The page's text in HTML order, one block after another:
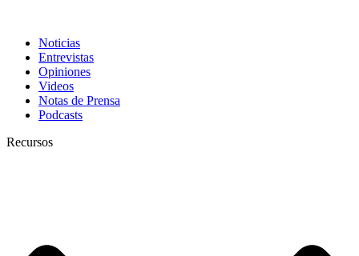
Noticias
Entrevistas
Opiniones
Videos
Notas de Prensa
Podcasts
Recursos